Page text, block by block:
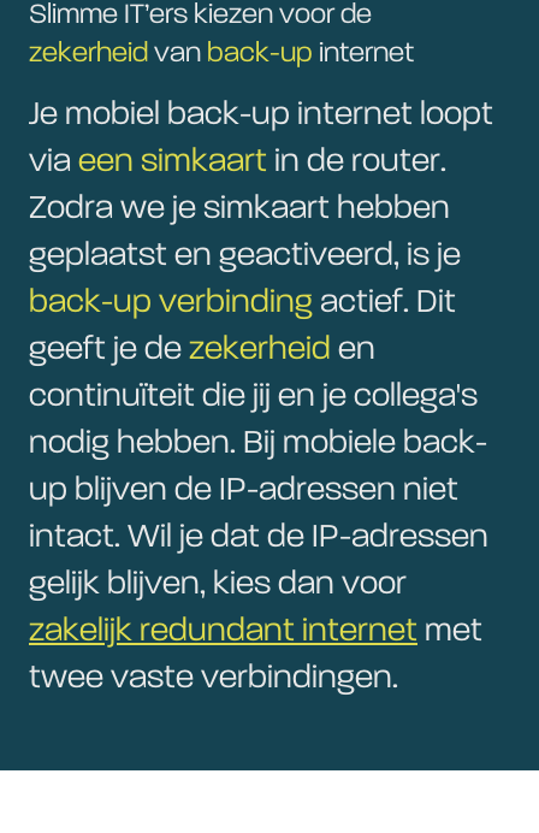
Slimme IT’ers kiezen voor de
zekerheid van back-up internet
Je mobiel back-up internet loopt
via een simkaart in de router.
Zodra we je simkaart hebben
geplaatst en geactiveerd, is je
back-up verbinding actief. Dit
geeft je de zekerheid en
continuïteit die jij en je collega's
nodig hebben. Bij mobiele back-
up blijven de IP-adressen niet
intact. Wil je dat de IP-adressen
gelijk blijven, kies dan voor
zakelijk redundant internet met
twee vaste verbindingen.